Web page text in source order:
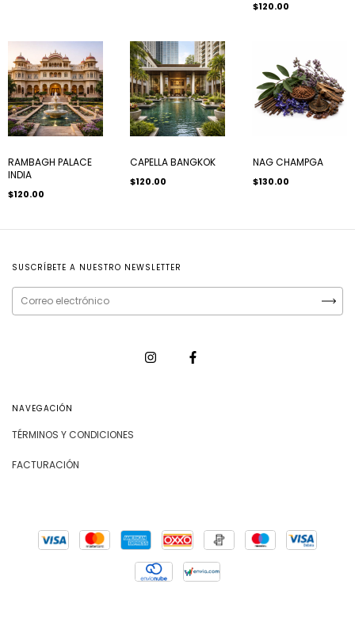
$120.00
RAMBAGH PALACE
INDIA
$120.00
CAPELLA BANGKOK
$120.00
NAG CHAMPGA
$130.00
SUSCRÍBETE A NUESTRO NEWSLETTER
NAVEGACIÓN
TÉRMINOS Y CONDICIONES
FACTURACIÓN